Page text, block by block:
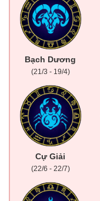
Bạch Dương
(21/3 - 19/4)
Cự Giải
(22/6 - 22/7)